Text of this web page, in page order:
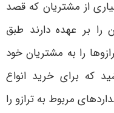
از مشتریان که قصد
لیبل زن را بر عهده دارند طبق
را به مشتریان خود
که برای خرید انواع
استانداردهای مربوط به ترازو را